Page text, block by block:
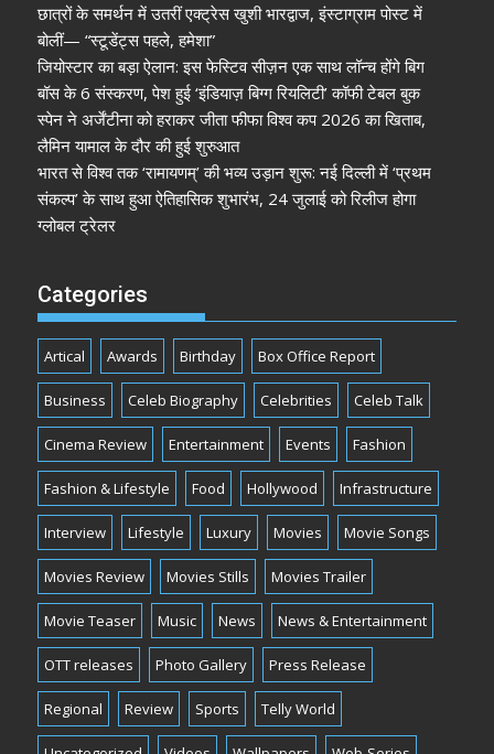
छात्रों के समर्थन में उतरीं एक्ट्रेस खुशी भारद्वाज, इंस्टाग्राम पोस्ट में
बोलीं— “स्टूडेंट्स पहले, हमेशा”
जियोस्टार का बड़ा ऐलान: इस फेस्टिव सीज़न एक साथ लॉन्च होंगे बिग
बॉस के 6 संस्करण, पेश हुई ‘इंडियाज़ बिग्ग रियलिटी’ कॉफी टेबल बुक
स्पेन ने अर्जेंटीना को हराकर जीता फीफा विश्व कप 2026 का खिताब,
लैमिन यामाल के दौर की हुई शुरुआत
भारत से विश्व तक ‘रामायणम्’ की भव्य उड़ान शुरू: नई दिल्ली में ‘प्रथम
संकल्प’ के साथ हुआ ऐतिहासिक शुभारंभ, 24 जुलाई को रिलीज होगा
ग्लोबल ट्रेलर
Categories
Artical Awards Birthday Box Office Report
Business Celeb Biography Celebrities Celeb Talk
Cinema Review Entertainment Events Fashion
Fashion & Lifestyle Food Hollywood Infrastructure
Interview Lifestyle Luxury Movies Movie Songs
Movies Review Movies Stills Movies Trailer
Movie Teaser Music News News & Entertainment
OTT releases Photo Gallery Press Release
Regional Review Sports Telly World